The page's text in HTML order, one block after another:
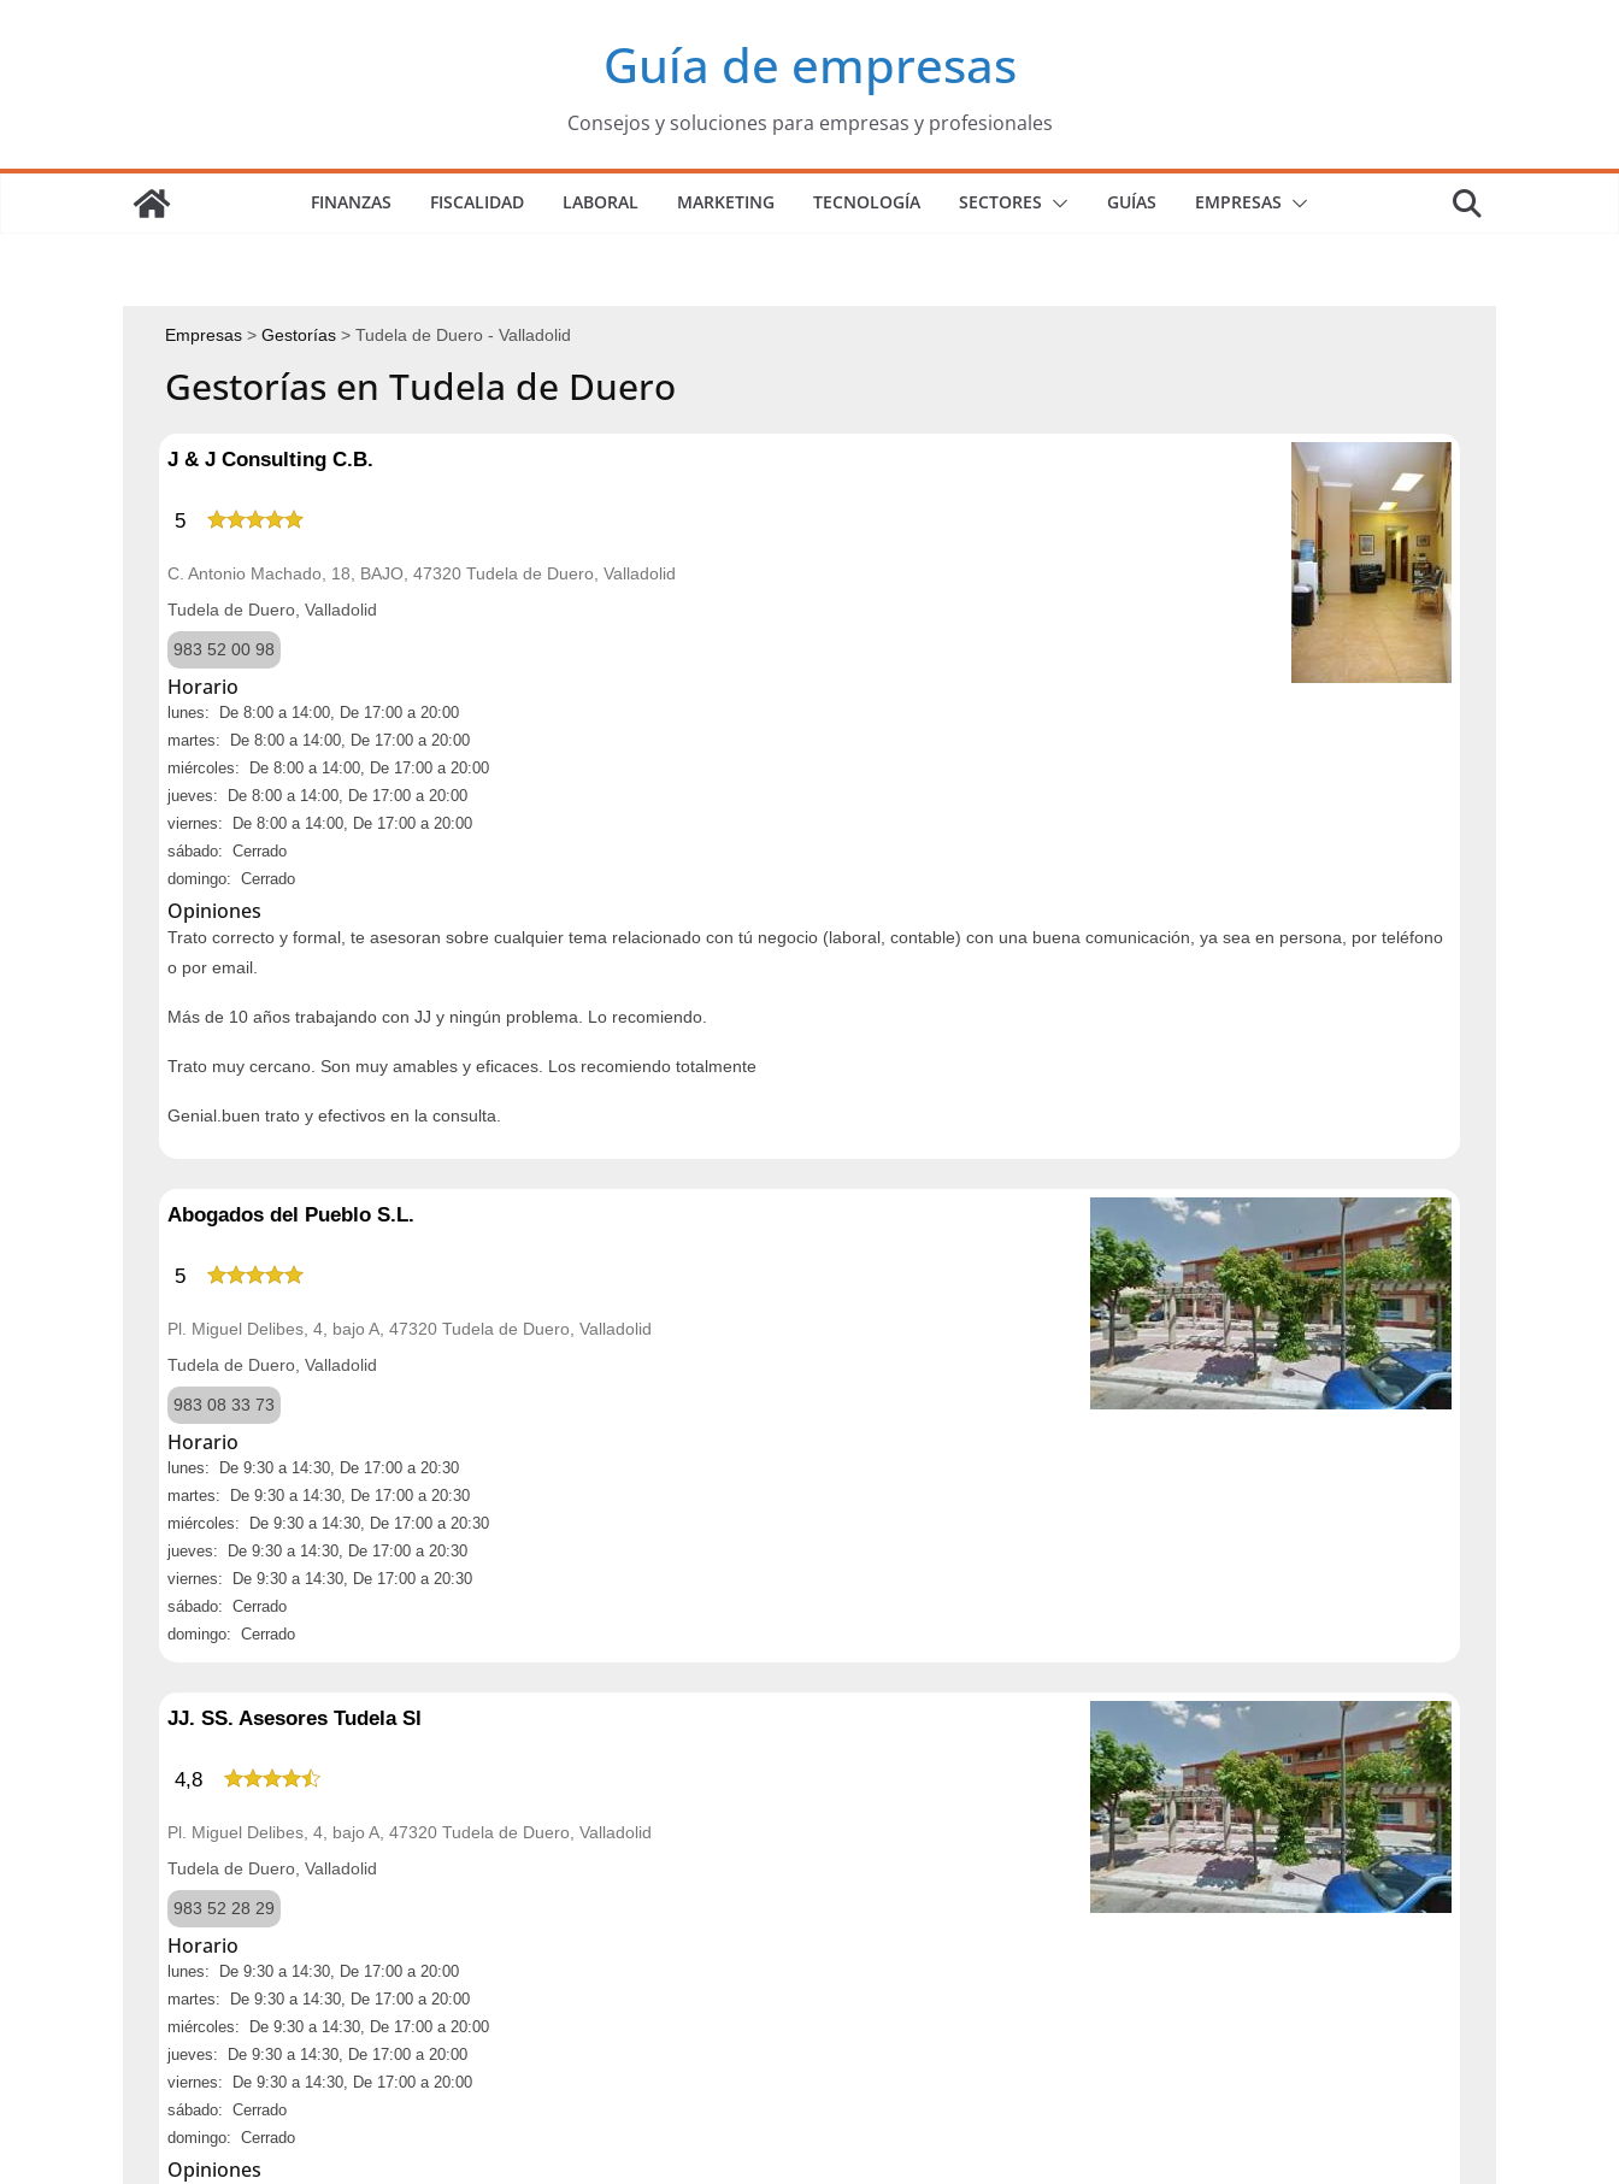
Guía de empresas
Consejos y soluciones para empresas y profesionales
FINANZAS FISCALIDAD LABORAL MARKETING TECNOLOGÍA SECTORES GUÍAS EMPRESAS
Empresas Gestorías Tudela de Duero - Valladolid
Gestorías en Tudela de Duero
J & J Consulting C.B.
5
C. Antonio Machado, 18, BAJO, 47320 Tudela de Duero, Valladolid
Tudela de Duero, Valladolid
983 52 00 98
Horario
lunes: De 8:00 a 14:00, De 17:00 a 20:00
martes: De 8:00 a 14:00, De 17:00 a 20:00
miércoles: De 8:00 a 14:00, De 17:00 a 20:00
jueves: De 8:00 a 14:00, De 17:00 a 20:00
viernes: De 8:00 a 14:00, De 17:00 a 20:00
sábado: Cerrado
domingo: Cerrado
Opiniones
Trato correcto y formal, te asesoran sobre cualquier tema relacionado con tú negocio (laboral, contable) con una buena comunicación, ya sea en persona, por teléfono
o por email.
Más de 10 años trabajando con JJ y ningún problema. Lo recomiendo.
Trato muy cercano. Son muy amables y eficaces. Los recomiendo totalmente
Genial.buen trato y efectivos en la consulta.
Abogados del Pueblo S.L.
5
Pl. Miguel Delibes, 4, bajo A, 47320 Tudela de Duero, Valladolid
Tudela de Duero, Valladolid
983 08 33 73
Horario
lunes: De 9:30 a 14:30, De 17:00 a 20:30
martes: De 9:30 a 14:30, De 17:00 a 20:30
miércoles: De 9:30 a 14:30, De 17:00 a 20:30
jueves: De 9:30 a 14:30, De 17:00 a 20:30
viernes: De 9:30 a 14:30, De 17:00 a 20:30
sábado: Cerrado
domingo: Cerrado
JJ. SS. Asesores Tudela Sl
4,8
Pl. Miguel Delibes, 4, bajo A, 47320 Tudela de Duero, Valladolid
Tudela de Duero, Valladolid
983 52 28 29
Horario
lunes: De 9:30 a 14:30, De 17:00 a 20:00
martes: De 9:30 a 14:30, De 17:00 a 20:00
miércoles: De 9:30 a 14:30, De 17:00 a 20:00
jueves: De 9:30 a 14:30, De 17:00 a 20:00
viernes: De 9:30 a 14:30, De 17:00 a 20:00
sábado: Cerrado
domingo: Cerrado
Opiniones